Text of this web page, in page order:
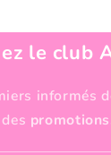
le club
informés
des